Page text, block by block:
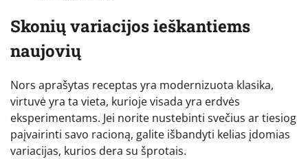
Skonių variacijos ieškantiems
naujovių
Nors aprašytas receptas yra modernizuota klasika,
virtuvė yra ta vieta, kurioje visada yra erdvės
eksperimentams. Jei norite nustebinti svečius ar tiesiog
paįvairinti savo racioną, galite išbandyti kelias įdomias
variacijas, kurios dera su šprotais.